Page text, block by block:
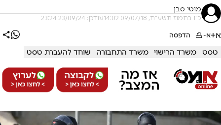
מוטי סבן
כ"ו בתמוז תשע"ח, 09/07/18 14:02 עודכן: 23/09/24 23:24
א+א- הדפסה
טסט משרד הרישוי משרד התחבורה שוחד להעברת טסט